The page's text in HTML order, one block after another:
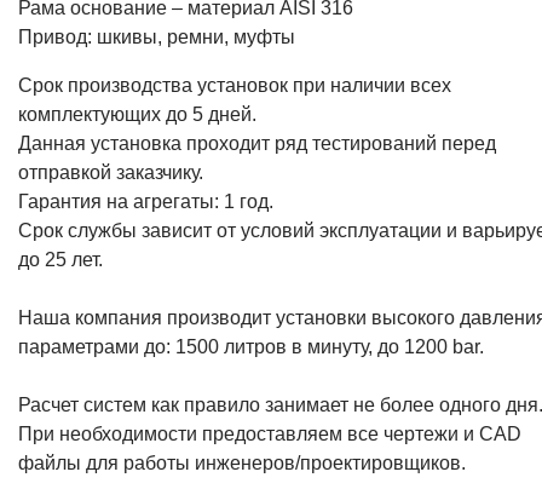
Рама основание – материал AISI 316
Привод: шкивы, ремни, муфты
Срок производства установок при наличии всех
комплектующих до 5 дней.
Данная установка проходит ряд тестирований перед
отправкой заказчику.
Гарантия на агрегаты: 1 год.
Срок службы зависит от условий эксплуатации и
до 25 лет.
Наша компания производит установки высокого
параметрами до: 1500 литров в минуту, до 1200 bar.
Расчет систем как правило занимает не более одного дня.
При необходимости предоставляем все чертежи и CAD
файлы для работы инженеров/проектировщиков.